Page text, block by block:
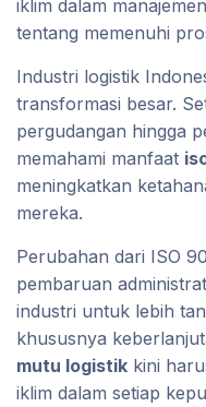
iklim dalam
tentang memenuhi
Industri logistik
transformasi besar.
pergudangan hingga
memahami manfaat
meningkatkan
mereka.
Perubahan dari ISO
pembaruan
industri untuk lebih
khususnya
mutu logistik kini
iklim dalam setiap